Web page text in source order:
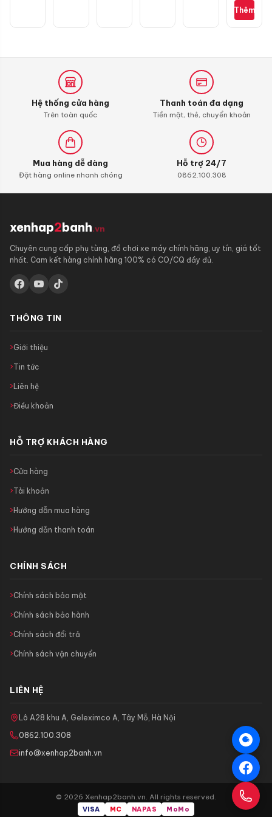
đốt
Liqui
Thêm
Hệ thống cửa hàng
Trên toàn quốc
Thanh toán đa dạng
Tiền mặt, thẻ, chuyển khoản
Mua hàng dễ dàng
Đặt hàng online nhanh chóng
Hỗ trợ 24/7
0862.100.308
xenhap2banh.vn
Chuyên cung cấp phụ tùng, đồ chơi xe máy chính hãng, uy tín, giá tốt
nhất. Cam kết hàng chính hãng 100% có CO/CQ đầy đủ.
THÔNG TIN
Giới thiệu
Tin tức
Liên hệ
Điều khoản
HỖ TRỢ KHÁCH HÀNG
Cửa hàng
Tài khoản
Hướng dẫn mua hàng
Hướng dẫn thanh toán
CHÍNH SÁCH
Chính sách bảo mật
Chính sách bảo hành
Chính sách đổi trả
Chính sách vận chuyển
LIÊN HỆ
Lô A28 khu A, Geleximco A, Tây Mỗ, Hà Nội
0862.100.308
info@xenhap2banh.vn
© 2026 Xenhap2banh.vn. All rights reserved.
VISA MC NAPAS MoMo